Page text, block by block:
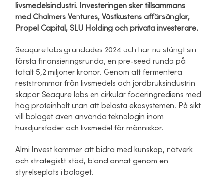
livsmedelsindustri. Investeringen sker tillsammans
med Chalmers Ventures, Västkustens affärsänglar,
Propel Capital, SLU Holding och privata investerare.
Seaqure labs grundades 2024 och har nu stängt sin
första finansieringsrunda, en pre-seed runda på
totalt 5,2 miljoner kronor. Genom att fermentera
restströmmar från livsmedels och jordbruksindustrin
skapar Seaqure labs en cirkulär foderingrediens med
hög proteinhalt utan att belasta ekosystemen. På sikt
vill bolaget även använda teknologin inom
husdjursfoder och livsmedel för människor.
Almi Invest kommer att bidra med kunskap, nätverk
och strategiskt stöd, bland annat genom en
styrelseplats i bolaget.